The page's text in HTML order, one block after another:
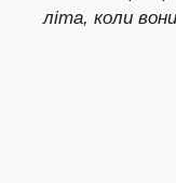
літа, коли